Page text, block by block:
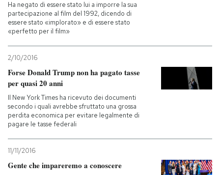
Ha negato di essere stato lui a imporre la sua
partecipazione al film del 1992, dicendo di
essere stato «implorato» e di essere stato
«perfetto per il film»
2/10/2016
Forse Donald Trump non ha pagato tasse
per quasi 20 anni
Il New York Times ha ricevuto dei documenti
secondo i quali avrebbe sfruttato una grossa
perdita economica per evitare legalmente di
pagare le tasse federali
11/11/2016
Gente che impareremo a conoscere